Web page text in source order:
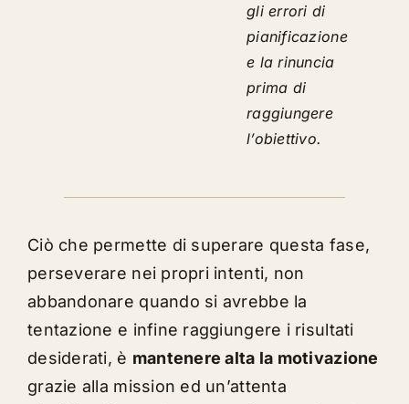
gli errori di
pianificazione
e la rinuncia
prima di
raggiungere
l’obiettivo.
Ciò che permette di superare questa fase,
perseverare nei propri intenti, non
abbandonare quando si avrebbe la
tentazione e infine raggiungere i risultati
desiderati, è mantenere alta la motivazione
grazie alla mission ed un’attenta